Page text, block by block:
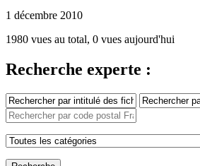
1 décembre 2010
1980 vues au total, 0 vues aujourd'hui
Recherche experte :